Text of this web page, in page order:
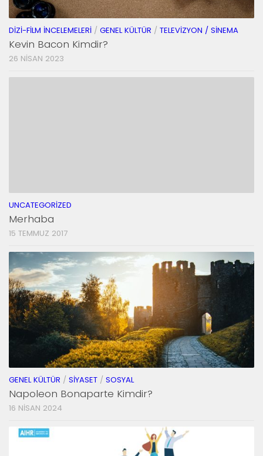
DIZI-FILM İNCELEMELERI / GENEL KÜLTÜR / TELEVIZYON / SINEMA
Kevin Bacon Kimdir?
26 NISAN 2023
UNCATEGORIZED
Merhaba
15 TEMMUZ 2017
GENEL KÜLTÜR / SIYASET / SOSYAL
Napoleon Bonaparte Kimdir?
16 NISAN 2024